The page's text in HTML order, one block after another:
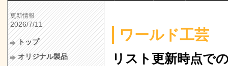
ワールド工芸
リスト更新時点で
更新情報
2026/7/11
トップ
オリジナル製品